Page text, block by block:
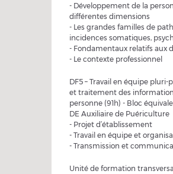
- Développement de la
différentes dimensions
- Les grandes familles de
incidences somatiques,
- Fondamentaux relatifs aux
- Le contexte professionnel
DF5 – Travail en équipe
et traitement des
personne (91h) - Bloc
DE Auxiliaire de Puériculture
- Projet d’établissement
- Travail en équipe et
- Transmission et
Unité de formation